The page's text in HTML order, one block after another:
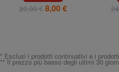
20,00 € 8,00 €
* Esclusi i prodotti continuativi e i
** Il prezzo più basso degli ultimi 30